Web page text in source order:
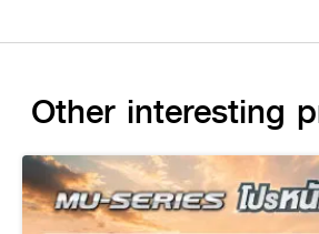
Other interesting